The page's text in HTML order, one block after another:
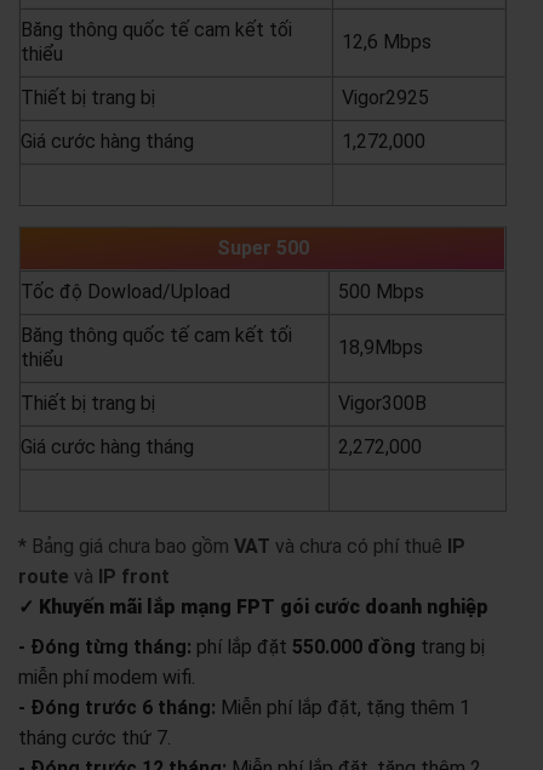
Băng thông quốc tế cam kết tối
thiểu
12,6 Mbps
Thiết bị trang bị
Vigor2925
Giá cước hàng tháng
1,272,000
Super 500
Tốc độ Dowload/Upload
500 Mbps
Băng thông quốc tế cam kết tối
thiểu
18,9Mbps
Thiết bị trang bị
Vigor300B
Giá cước hàng tháng
2,272,000
* Bảng giá chưa bao gồm VAT và chưa có phí thuê IP
route và IP front
✓ Khuyến mãi lắp mạng FPT gói cước doanh nghiệp
- Đóng từng tháng: phí lắp đặt 550.000 đồng trang bị
miễn phí modem wifi.
- Đóng trước 6 tháng: Miễn phí lắp đặt, tặng thêm 1
tháng cước thứ 7.